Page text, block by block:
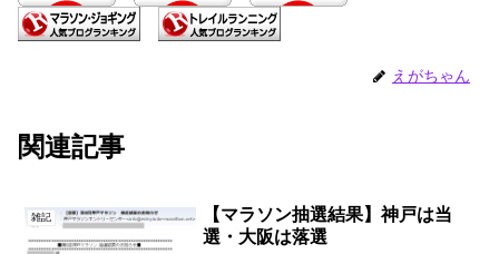
えがちゃん
関連記事
雑記
【マラソン抽選結果】神戸は当
選・大阪は落選